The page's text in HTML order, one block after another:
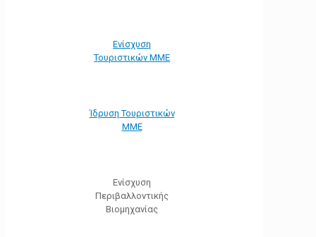
Ενίσχυση
Τουριστικών ΜΜΕ
Ίδρυση Τουριστικών
ΜΜΕ
Ενίσχυση
Περιβαλλοντικής
Βιομηχανίας